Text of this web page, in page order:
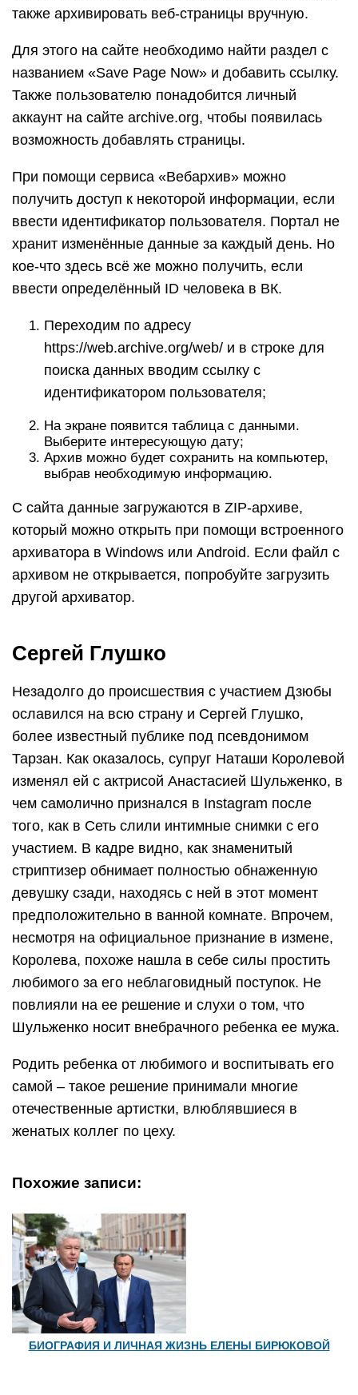
также архивировать веб-страницы вручную.
Для этого на сайте необходимо найти раздел с
названием «Save Page Now» и добавить ссылку.
Также пользователю понадобится личный
аккаунт на сайте archive.org, чтобы появилась
возможность добавлять страницы.
При помощи сервиса «Вебархив» можно
получить доступ к некоторой информации, если
ввести идентификатор пользователя. Портал не
хранит изменённые данные за каждый день. Но
кое-что здесь всё же можно получить, если
ввести определённый ID человека в ВК.
Переходим по адресу
https://web.archive.org/web/ и в строке для
поиска данных вводим ссылку с
идентификатором пользователя;
На экране появится таблица с данными.
Выберите интересующую дату;
Архив можно будет сохранить на компьютер,
выбрав необходимую информацию.
С сайта данные загружаются в ZIP-архиве,
который можно открыть при помощи встроенного
архиватора в Windows или Android. Если файл с
архивом не открывается, попробуйте загрузить
другой архиватор.
Сергей Глушко
Незадолго до происшествия с участием Дзюбы
ославился на всю страну и Сергей Глушко,
более известный публике под псевдонимом
Тарзан. Как оказалось, супруг Наташи Королевой
изменял ей с актрисой Анастасией Шульженко, в
чем самолично признался в Instagram после
того, как в Сеть слили интимные снимки с его
участием. В кадре видно, как знаменитый
стриптизер обнимает полностью обнаженную
девушку сзади, находясь с ней в этот момент
предположительно в ванной комнате. Впрочем,
несмотря на официальное признание в измене,
Королева, похоже нашла в себе силы простить
любимого за его неблаговидный поступок. Не
повлияли на ее решение и слухи о том, что
Шульженко носит внебрачного ребенка ее мужа.
Родить ребенка от любимого и воспитывать его
самой – такое решение принимали многие
отечественные артистки, влюблявшиеся в
женатых коллег по цеху.
Похожие записи:
БИОГРАФИЯ И ЛИЧНАЯ ЖИЗНЬ ЕЛЕНЫ БИРЮКОВОЙ